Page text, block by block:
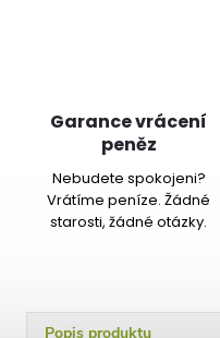
Garance vrácení
peněz
Nebudete spokojeni?
Vrátíme peníze. Žádné
starosti, žádné otázky.
Popis produktu